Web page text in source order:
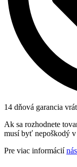
14 dňová garancia
Ak sa rozhodnete
musí byť nepoškodý
Pre viac informácií